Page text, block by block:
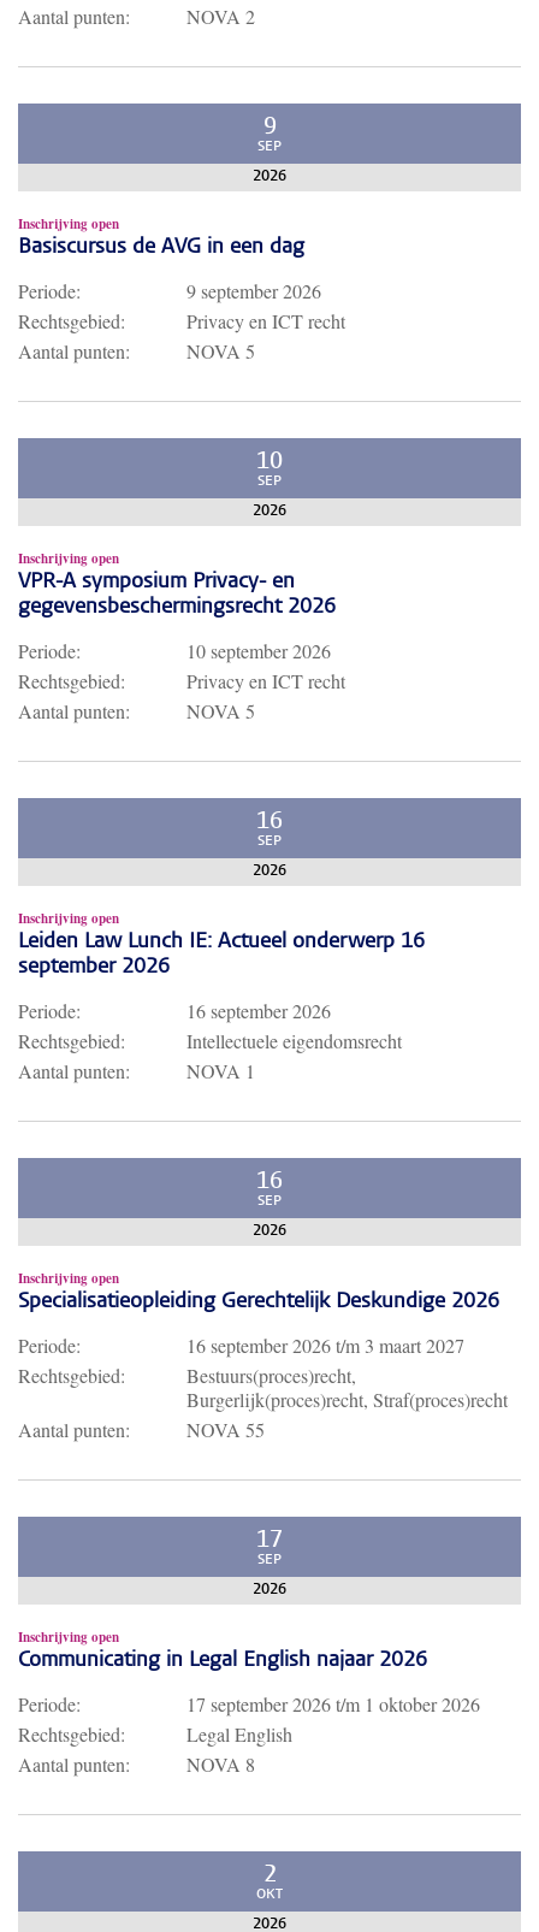
Aantal punten:
NOVA 2
9
SEP
2026
Inschrijving open
Basiscursus de AVG in een dag
Periode:
9 september 2026
Rechtsgebied:
Privacy en ICT recht
Aantal punten:
NOVA 5
10
SEP
2026
Inschrijving open
VPR-A symposium Privacy- en
gegevensbeschermingsrecht 2026
Periode:
10 september 2026
Rechtsgebied:
Privacy en ICT recht
Aantal punten:
NOVA 5
16
SEP
2026
Inschrijving open
Leiden Law Lunch IE: Actueel onderwerp 16
september 2026
Periode:
16 september 2026
Rechtsgebied:
Intellectuele eigendomsrecht
Aantal punten:
NOVA 1
16
SEP
2026
Inschrijving open
Specialisatieopleiding Gerechtelijk Deskundige 2026
Periode: 16 september 2026t/m 3 maart 2027
Rechtsgebied:
Bestuurs(proces)recht,
Burgerlijk(proces)recht, Straf(proces)recht
Aantal punten:
NOVA 55
17
SEP
2026
Inschrijving open
Communicating in Legal English najaar 2026
Periode: 17 september 2026t/m 1 oktober 2026
Rechtsgebied:
Legal English
Aantal punten:
NOVA 8
2
OKT
2026